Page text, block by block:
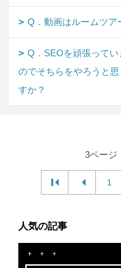
Q．動画はルームツア
Q．SEOを頑張って
のでそちらをやろうと
すか？
3ページ
1
人気の記事